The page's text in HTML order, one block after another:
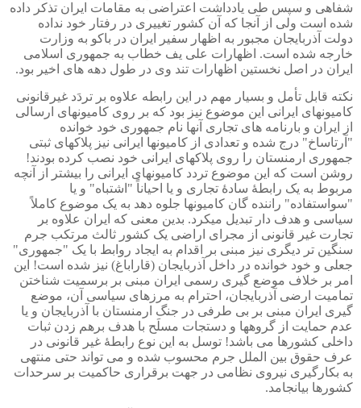
شفاهی و سپس طی یادداشت اعتراضی به مقامات ایران تذکر داده
شده است ولی از آنجا که آن کشور تغییری در رفتار خود نداده
دولت آذربایجان مجبور به اظهار سفیر ایران در باکو به وزارت
خارجه شده است. اظهارات علی یف خطاب به جمهوری اسلامی
ایران در اصل نخستین اظهارات تند وی در طول دهه های اخیر بود.
نکته قابل تأمل و بسیار مهم در این رابطه علاوه بر تردَد غیرقانونی
کامیونهای ایرانی این موضوع نیز بود که بر روی کامیونهای ارسالی
از ایران و بارنامه های تجاری آنها نام جمهوری خود خوانده
"آرتاساخ" درج شده و تعدادی از کامیونها ایرانی نیز پلاکهای ثبتی
جمهوری ارمنستان را روی پلاکهای ایرانی خود نصب کرده بودند!
روشن است که این موضوع تردد کامیونهای ایرانی را بیشتر از آنچه
مربوط به یک رابطۀ سادۀ تجاری و یا احیاناً "اشتباه" و یا
"سواستفاده" راننده گان کامیونها جلوه دهد به یک موضوع کاملاً
سیاسی و هدف دار تبدیل میکرد. بدین معنی که ایران علاوه بر
تجارت غیر قانونی از مجرای اراضی یک کشور ثالث مرتکب جرم
سنگین تر دیگری نیز مبنی بر اقدام به ایجاد روابط با یک "جمهوری"
جعلی و خود خوانده در داخل آذربایجان (قاراباغ) نیز شده است! این
امر بر خلاف موضع گیری رسمی ایران مبنی بر برسمیت شناختن
تمامیت ارضی آذربایجان، احترام به مرزهای سیاسی آن، موضع
گیری ایران مبنی بر بی طرفی در جنگ ارمنستان با آذربایجان و یا
عدم حمایت از گروهها و دستجات مسلَح با هدف برهم زدن ثبات
داخلی کشورها می باشد! توسل به این نوع رابطۀ غیر قانونی در
عرف حقوق بین الملل جرم محسوب شده و می تواند حتی منتهی
به بکارگیری نیروی نظامی در جهت برقراری حاکمیت بر سرحدات
کشورها بیانجامد.